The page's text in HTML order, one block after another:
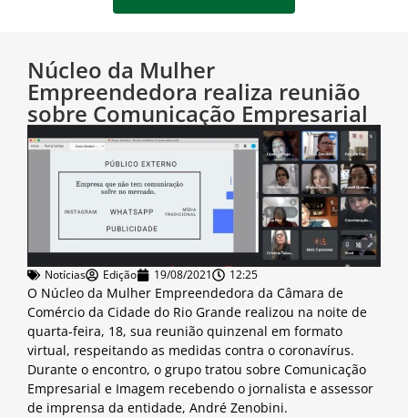
Núcleo da Mulher
Empreendedora realiza reunião
sobre Comunicação Empresarial
Notícias Edição 19/08/2021 12:25
O Núcleo da Mulher Empreendedora da Câmara de
Comércio da Cidade do Rio Grande realizou na noite de
quarta-feira, 18, sua reunião quinzenal em formato
virtual, respeitando as medidas contra o coronavírus.
Durante o encontro, o grupo tratou sobre Comunicação
Empresarial e Imagem recebendo o jornalista e assessor
de imprensa da entidade, André Zenobini.